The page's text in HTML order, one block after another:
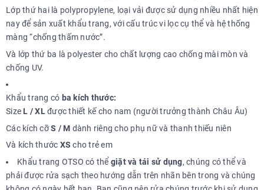
Lớp thứ hai là polypropylene, loại vải được sử dụng nhiều nhất hiện
nay để sản xuất khẩu trang, với cấu trúc vi lọc cụ thể và hệ thống
màng “chống thấm nước”.
Và lớp thứ ba là polyester cho chất lượng cao chống mài mòn và
chống UV.
Khẩu trang có ba kích thước:
Size L / XLđược thiết kế cho nam (người trưởng thành Châu Âu)
Các kích cỡS / M dành riêng cho phụ nữ và thanh thiếu niên
Và kích thước XScho trẻ em
Khẩu trang OTSO có thể giặt và tái sử dụng, chúng có thể và
phải được rửa sạch theo hướng dẫn trên nhãn bên trong và chúng